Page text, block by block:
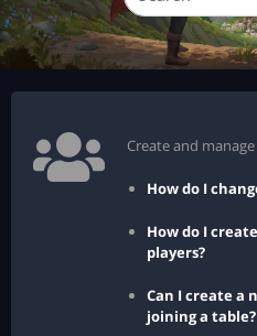
Create and
How do I
How do I
players?
Can I create a
joining a table?